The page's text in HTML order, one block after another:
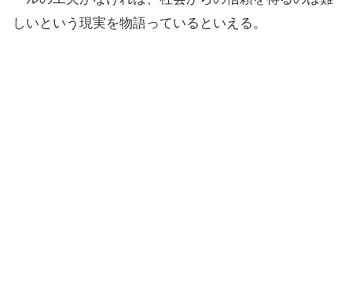
しいという現実を物語っているといえる。